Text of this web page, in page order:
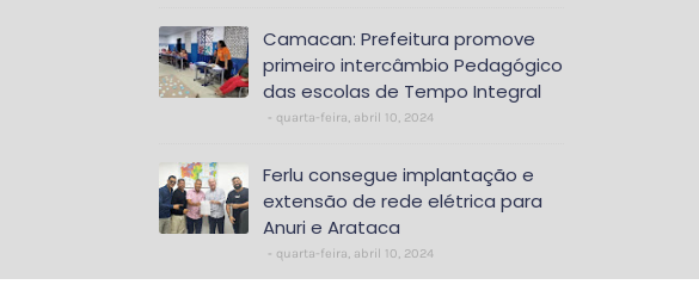
Camacan: Prefeitura promove
primeiro intercâmbio Pedagógico
das escolas de Tempo Integral
quarta-feira, abril 10, 2024
Ferlu consegue implantação e
extensão de rede elétrica para
Anuri e Arataca
quarta-feira, abril 10, 2024